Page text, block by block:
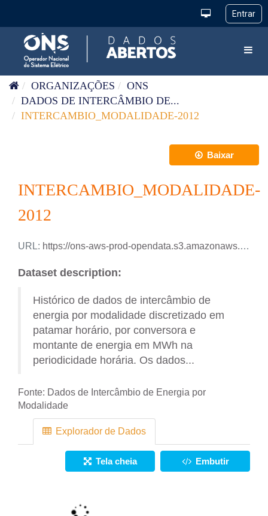
ORGANIZAÇÕES
ONS
DADOS DE INTERCÂMBIO DE...
INTERCAMBIO_MODALIDADE-2012
Baixar
INTERCAMBIO_MODALIDADE-
2012
URL: https://ons-aws-prod-opendata.s3.amazonaws.com/dataset/intercambio_modalidade_ho/INTERCAMBIO_ENERGIA_MODALIDADE_2012.xlsx
Dataset description:
Histórico de dados de intercâmbio de
energia por modalidade discretizado em
patamar horário, por conversora e
montante de energia em MWh na
periodicidade horária. Os dados...
Fonte: Dados de Intercâmbio de Energia por
Modalidade
Explorador de Dados
Tela cheia Embutir